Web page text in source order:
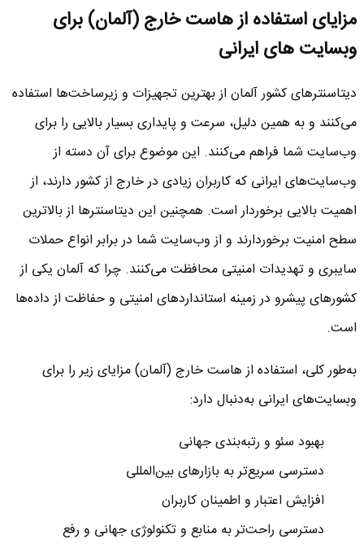
مزایای استفاده از هاست خارج (آلمان) برای
وبسایت های ایرانی
دیتاسنترهای کشور آلمان از بهترین تجهیزات و زیرساخت‌ها استفاده
می‌کنند و به همین دلیل، سرعت و پایداری بسیار بالایی را برای
وب‌سایت شما فراهم می‌کنند. این موضوع برای آن دسته از
وب‌سایت‌های ایرانی که کاربران زیادی در خارج از کشور دارند، از
اهمیت بالایی برخوردار است. همچنین این دیتاسنترها از بالاترین
سطح امنیت برخوردارند و از وب‌سایت شما در برابر انواع حملات
سایبری و تهدیدات امنیتی محافظت می‌کنند. چرا که آلمان یکی از
کشورهای پیشرو در زمینه استانداردهای امنیتی و حفاظت از داده‌ها
است.
به‌طور کلی، استفاده از هاست خارج (آلمان) مزایای زیر را برای
وبسایت‌های ایرانی به‌دنبال دارد:
بهبود سئو و رتبه‌بندی جهانی
دسترسی سریع‌تر به بازارهای بین‌المللی
افزایش اعتبار و اطمینان کاربران
دسترسی راحت‌تر به منابع و تکنولوژی جهانی و رفع